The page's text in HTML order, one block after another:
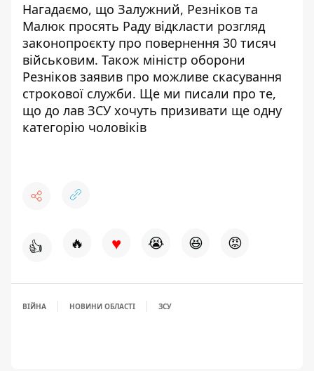
Нагадаємо, що Залужний, Резніков та
Малюк просять Раду відкласти розгляд
законопроєкту про повернення 30 тисяч
військовим. Також міністр оборони
Резніков заявив про можливе скасування
строкової служби. Ще ми писали про те,
що до лав ЗСУ хочуть призивати ще одну
категорію чоловіків
👍 🔥 ♥ 😭 😆 😡
ВІЙНА НОВИНИ ОБЛАСТІ ЗСУ